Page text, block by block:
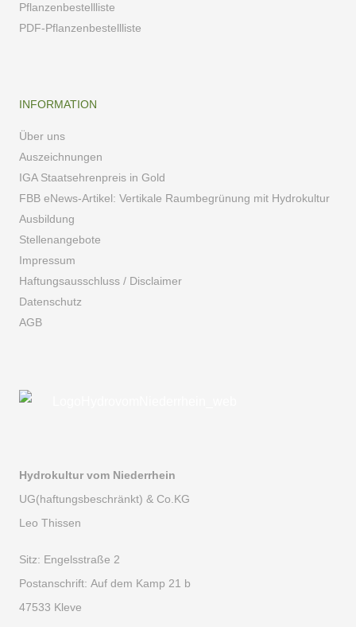
Pflanzenbestellliste
PDF-Pflanzenbestellliste
INFORMATION
Über uns
Auszeichnungen
IGA Staatsehrenpreis in Gold
FBB eNews-Artikel: Vertikale Raumbegrünung mit Hydrokultur
Ausbildung
Stellenangebote
Impressum
Haftungsausschluss / Disclaimer
Datenschutz
AGB
Hydrokultur vom Niederrhein
UG(haftungsbeschränkt) & Co.KG
Leo Thissen
Sitz: Engelsstraße 2
Postanschrift: Auf dem Kamp 21 b
47533 Kleve